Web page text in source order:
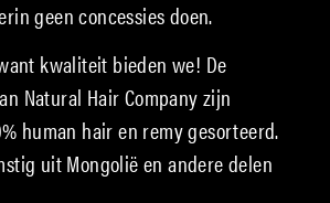
geen concessies doen.
kwaliteit bieden we! De
Natural Hair Company zijn
human hair en remy gesorteerd.
uit Mongolië en andere delen